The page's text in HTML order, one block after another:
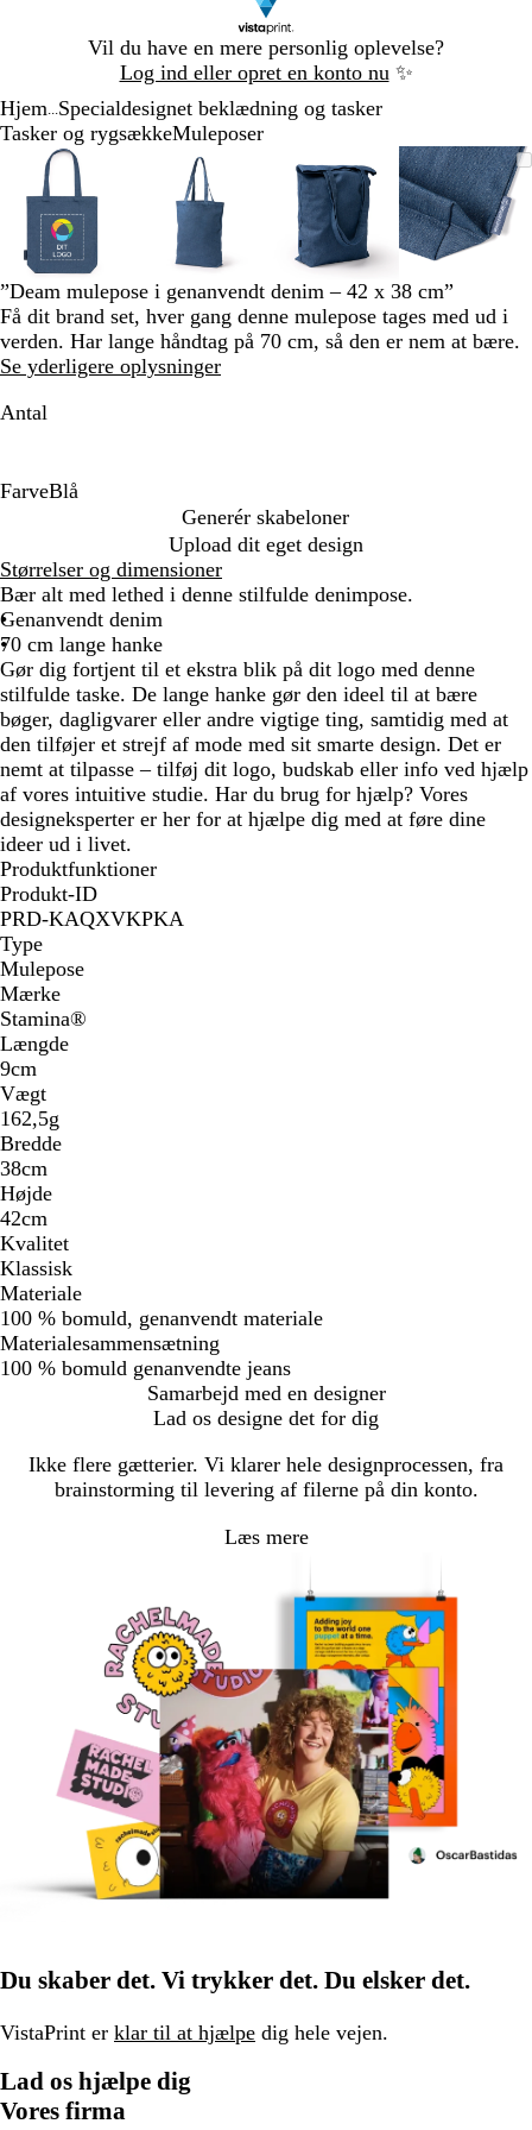
Vil du have en mere personlig oplevelse?
Log ind eller opret en konto nu ✨
1
Hjem Specialdesignet beklædning og tasker
Tasker og rygsækkeMuleposer
Zoombart
billede
Zoomet
til
minimum
Klik
for
at
udvide
Brug
tasterne
plus
og
minus
til
zoome
og
piletasterne
Zoombart
billede
Zoomet
til
minimum
Klik
for
at
udvide
Brug
tasterne
plus
og
minus
at
zoome
og
piletasterne
Zoombart
billede
til
minimum
for
at
udvide
tasterne
plus
og
minus
zoome
billede
Zoomet
til
Klik
for
at
udvide
Brug
tasterne
plus
og
minus
at
zoome
”Deam mulepose i genanvendt denim – 42 x 38 cm”
Få dit brand set, hver gang denne mulepose tages med ud i
verden. Har lange håndtag på 70 cm, så den er nem at bære.
Se yderligere oplysninger
Antal
FarveBlå
å
Generér skabeloner
Upload dit eget design
Størrelser og dimensioner
Bær alt med lethed i denne stilfulde denimpose.
Genanvendt denim
70 cm lange hanke
Gør dig fortjent til et ekstra blik på dit logo med denne
stilfulde taske. De lange hanke gør den ideel til at bære
bøger, dagligvarer eller andre vigtige ting, samtidig med at
den tilføjer et strejf af mode med sit smarte design. Det er
nemt at tilpasse – tilføj dit logo, budskab eller info ved hjælp
af vores intuitive studie. Har du brug for hjælp? Vores
designeksperter er her for at hjælpe dig med at føre dine
ideer ud i livet.
Produktfunktioner
Produkt-ID
PRD-KAQXVKPKA
Type
Mulepose
Mærke
Stamina®
Længde
9cm
Vægt
162,5g
Bredde
38cm
Højde
42cm
Kvalitet
Klassisk
Materiale
100 % bomuld, genanvendt materiale
Materialesammensætning
100 % bomuld genanvendte jeans
Samarbejd med en designer
Lad os designe det for dig
Ikke flere gætterier. Vi klarer hele designprocessen, fra
brainstorming til levering af filerne på din konto.
Læs mere
Du skaber det. Vi trykker det. Du elsker det.
VistaPrint er klar til at hjælpe dig hele vejen.
Lad os hjælpe dig
Vores firma